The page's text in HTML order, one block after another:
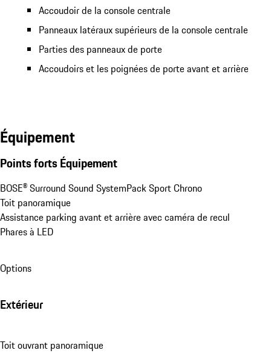
Accoudoir de la console centrale
Panneaux latéraux supérieurs de la console centrale
Parties des panneaux de porte
Accoudoirs et les poignées de porte avant et arrière
Équipement
Points forts Équipement
BOSE® Surround Sound SystemPack Sport Chrono
Toit panoramique
Assistance parking avant et arrière avec caméra de recul
Phares à LED
Options
Extérieur
Toit ouvrant panoramique